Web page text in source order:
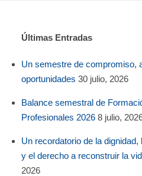
Últimas Entradas
Un semestre de compromiso,
oportunidades 30 julio, 2026
Balance semestral de
Profesionales 2026 8 julio,
Un recordatorio de la dignidad,
y el derecho a reconstruir la
2026